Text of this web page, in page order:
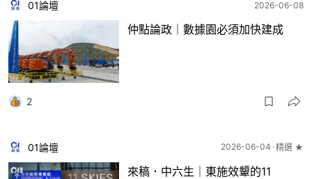
01論壇 2026-06-08
仲點論政｜數據園必須加快建成
2
01論壇 2026-06-04 精選 ★
來稿．中六生｜東施效顰的11